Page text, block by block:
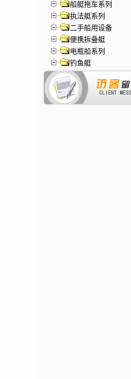
船艇拖车系列
执法艇系列
二手船用设备
便携拆叠艇
电瓶船系列
钓鱼艇